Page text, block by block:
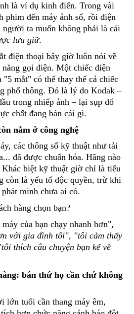
là ví dụ kinh điển. Trong vài
phim đến máy ảnh số, rồi điện
người ta muốn không phải là cái
lưu giữ.
điện thoại bây giờ luôn nói về
gọi điện. Một chiếc điện
"5 mắt" có thể thay thế cả chiếc
phổ thông. Đó là lý do Kodak –
trong nhiếp ảnh – lại sụp đổ
chất đang bán cái gì.
nằm ở công nghệ
các thông số kỹ thuật như tải
đã được chuẩn hóa. Hãng nào
Khác biệt kỹ thuật giờ chỉ là tiểu
còn là yếu tố độc quyền, trừ khi
minh chưa ai có.
hàng chọn bạn?
của bạn chạy nhanh hơn",
với gia đình tôi", "tôi cảm thấy
thích câu chuyện bạn kể về
bán thứ họ cần chứ không
lớn tuổi cần thang máy êm,